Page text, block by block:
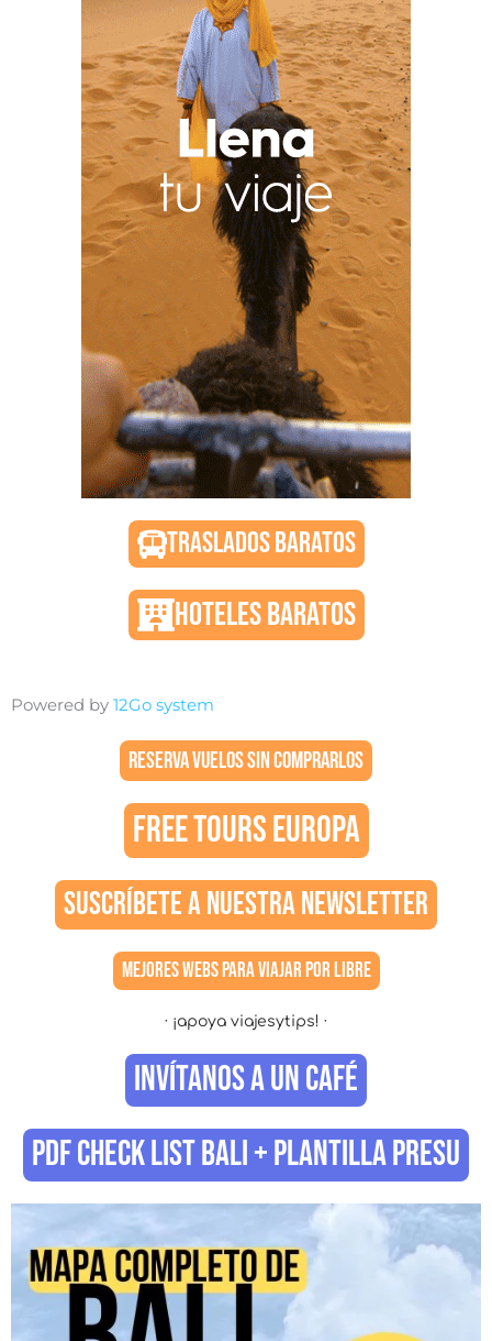
TRASLADOS BARATOS
HOTELES BARATOS
Powered by 12Go system
RESERVA VUELOS SIN COMPRARLOS
FREE TOURS EUROPA
SUSCRÍBETE A NUESTRA NEWSLETTER
MEJORES WEBS PARA VIAJAR POR LIBRE
· ¡apoya viajesytips! ·
INVÍTANOS A UN CAFÉ
PDF CHECK LIST BALI + PLANTILLA PRESU